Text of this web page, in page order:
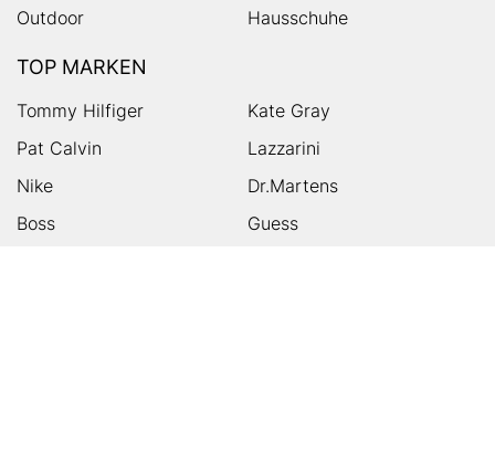
Outdoor
Hausschuhe
TOP MARKEN
Tommy Hilfiger
Kate Gray
Pat Calvin
Lazzarini
Nike
Dr.Martens
Boss
Guess